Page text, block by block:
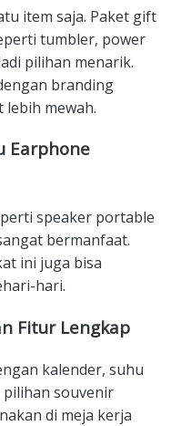
item saja. Paket gift
tumbler, power
pilihan menarik.
branding
mewah.
Earphone
speaker portable
bermanfaat.
ini juga bisa
hari.
Fitur Lengkap
kalender, suhu
souvenir
di meja kerja